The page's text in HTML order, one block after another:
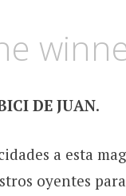
DE JUAN.
a esta
oyentes